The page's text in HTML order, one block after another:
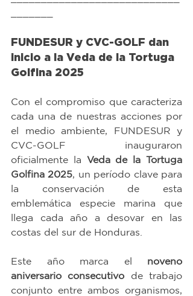
FUNDESUR y CVC-GOLF dan
inicio a la Veda de la Tortuga
Golfina 2025
Con el compromiso que caracteriza
cada una de nuestras acciones por
el medio ambiente, FUNDESUR y
CVC-GOLF inauguraron
oficialmente la Veda de la Tortuga
Golfina 2025, un período clave para
la conservación de esta
emblemática especie marina que
llega cada año a desovar en las
costas del sur de Honduras.
Este año marca el noveno
aniversario consecutivo de trabajo
conjunto entre ambos organismos,